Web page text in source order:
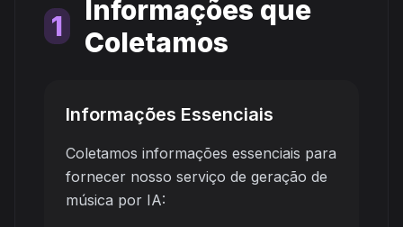
1
Informações que
Coletamos
Informações Essenciais
Coletamos informações essenciais para
fornecer nosso serviço de geração de
música por IA: